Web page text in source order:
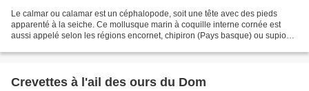
Le calmar ou calamar est un céphalopode, soit une tête avec des pieds
apparenté à la seiche. Ce mollusque marin à coquille interne cornée est
aussi appelé selon les régions encornet, chipiron (Pays basque) ou supion
Crevettes à l'ail des ours du Dom